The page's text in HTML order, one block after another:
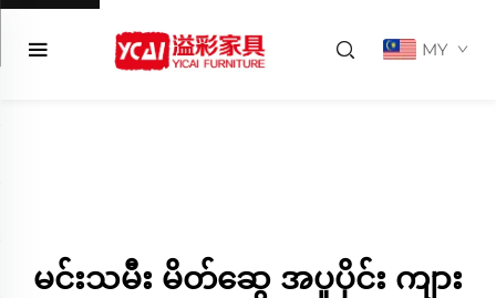
MY
မင်းသမီး မိတ်ဆွေ အပူပိုင်း ကျား